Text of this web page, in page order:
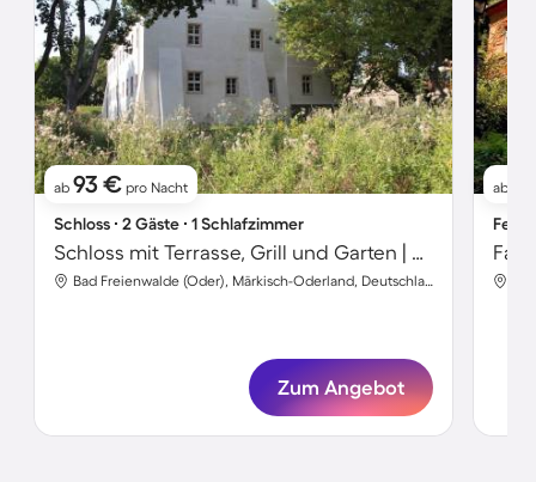
ab 93 € pro Nacht
Schloss ∙ 2 Gäste ∙ 1 Schlafzimmer
Schloss mit Terrasse, Grill und Garten | Gartenblick
Bad Freienwalde (Oder), Märkisch-Oderland, Deutschland
Zum Angebot
ab